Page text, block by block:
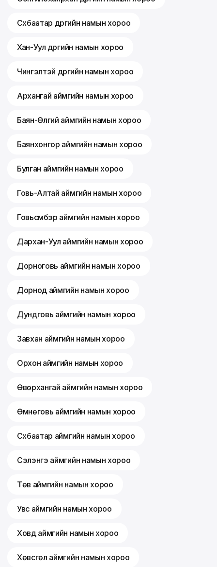
Сүхбаатар дүүргийн намын хороо
Хан-Уул дүүргийн намын хороо
Чингэлтэй дүүргийн намын хороо
Архангай аймгийн намын хороо
Баян-Өлгий аймгийн намын хороо
Баянхонгор аймгийн намын хороо
Булган аймгийн намын хороо
Говь-Алтай аймгийн намын хороо
Говьсүмбэр аймгийн намын хороо
Дархан-Уул аймгийн намын хороо
Дорноговь аймгийн намын хороо
Дорнод аймгийн намын хороо
Дундговь аймгийн намын хороо
Завхан аймгийн намын хороо
Орхон аймгийн намын хороо
Өвөрхангай аймгийн намын хороо
Өмнөговь аймгийн намын хороо
Сүхбаатар аймгийн намын хороо
Сэлэнгэ аймгийн намын хороо
Төв аймгийн намын хороо
Увс аймгийн намын хороо
Ховд аймгийн намын хороо
Хөвсгөл аймгийн намын хороо